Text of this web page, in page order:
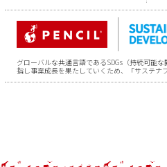
グローバルな共通言語であるSDGs（持続可能
指し事業成長を果たしていくため、「サステナ